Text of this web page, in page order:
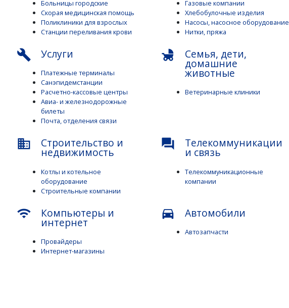
Больницы городские
Скорая медицинская помощь
Поликлиники для взрослых
Станции переливания крови
Газовые компании
Хлебобулочные изделия
Насосы, насосное оборудование
Нитки, пряжа
build Услуги
Платежные терминалы
Санэпидемстанции
Расчетно-кассовые центры
Авиа- и железнодорожные
билеты
Почта, отделения связи
child_friendly Семья, дети,
домашние
животные
Ветеринарные клиники
business Строительство и
недвижимость
Котлы и котельное
оборудование
Строительные компании
question_answer Телекоммуникации
и связь
Телекоммуникационные
компании
wifi Компьютеры и
интернет
Провайдеры
Интернет-магазины
directions_car Автомобили
Автозапчасти